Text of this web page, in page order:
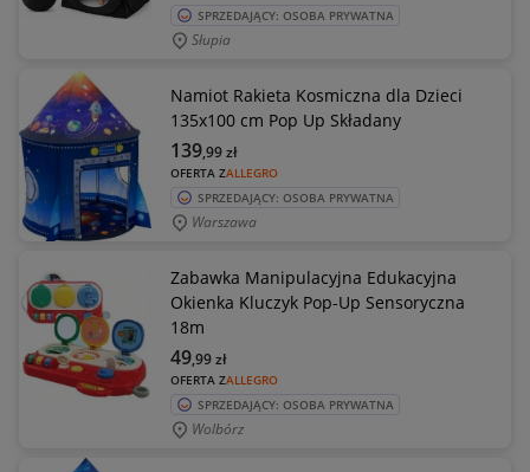
SPRZEDAJĄCY: OSOBA PRYWATNA
Słupia
Namiot Rakieta Kosmiczna dla Dzieci
135x100 cm Pop Up Składany
OFERTA ZALLEGRO
139,99zł
SPRZEDAJĄCY: OSOBA PRYWATNA
Warszawa
Zabawka Manipulacyjna Edukacyjna
Okienka Kluczyk Pop-Up Sensoryczna
18m
OFERTA ZALLEGRO
49,99zł
SPRZEDAJĄCY: OSOBA PRYWATNA
Wolbórz